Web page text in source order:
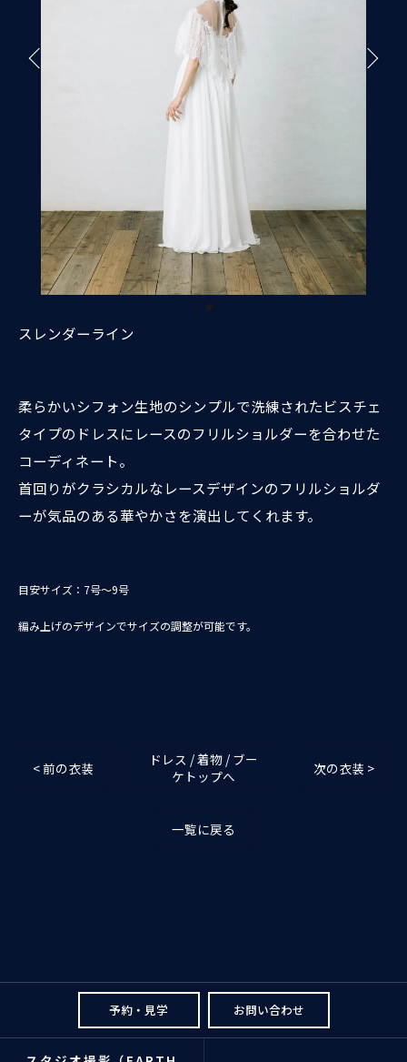
スレンダーライン
柔らかいシフォン生地のシンプルで洗練されたビスチェ
タイプのドレスにレースのフリルショルダーを合わせた
コーディネート。
首回りがクラシカルなレースデザインのフリルショルダ
ーが気品のある華やかさを演出してくれます。
目安サイズ：7号～9号
編み上げのデザインでサイズの調整が可能です。
< 前の衣装
ドレス / 着物 / ブー
ケトップへ
次の衣装 >
一覧に戻る
予約・見学 お問い合わせ